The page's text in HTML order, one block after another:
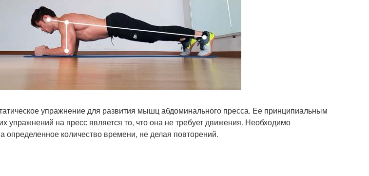
упражнение для развития мышц абдоминального пресса. Ее принципиальным
упражнений на пресс является то, что она не требует движения. Необходимо
определенное количество времени, не делая повторений.